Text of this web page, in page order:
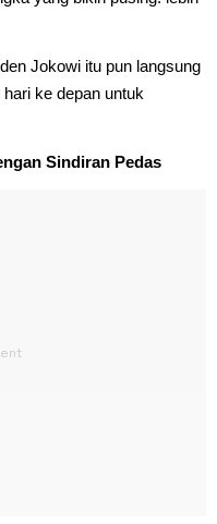
Jokowi itu pun langsung
ke depan untuk
Sindiran Pedas